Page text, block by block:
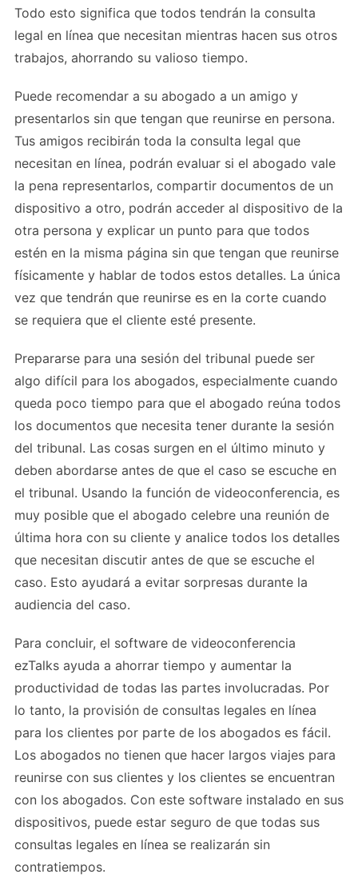
Todo esto significa que todos tendrán la consulta
legal en línea que necesitan mientras hacen sus otros
trabajos, ahorrando su valioso tiempo.
Puede recomendar a su abogado a un amigo y
presentarlos sin que tengan que reunirse en persona.
Tus amigos recibirán toda la consulta legal que
necesitan en línea, podrán evaluar si el abogado vale
la pena representarlos, compartir documentos de un
dispositivo a otro, podrán acceder al dispositivo de la
otra persona y explicar un punto para que todos
estén en la misma página sin que tengan que reunirse
físicamente y hablar de todos estos detalles. La única
vez que tendrán que reunirse es en la corte cuando
se requiera que el cliente esté presente.
Prepararse para una sesión del tribunal puede ser
algo difícil para los abogados, especialmente cuando
queda poco tiempo para que el abogado reúna todos
los documentos que necesita tener durante la sesión
del tribunal. Las cosas surgen en el último minuto y
deben abordarse antes de que el caso se escuche en
el tribunal. Usando la función de videoconferencia, es
muy posible que el abogado celebre una reunión de
última hora con su cliente y analice todos los detalles
que necesitan discutir antes de que se escuche el
caso. Esto ayudará a evitar sorpresas durante la
audiencia del caso.
Para concluir, el software de videoconferencia
ezTalks ayuda a ahorrar tiempo y aumentar la
productividad de todas las partes involucradas. Por
lo tanto, la provisión de consultas legales en línea
para los clientes por parte de los abogados es fácil.
Los abogados no tienen que hacer largos viajes para
reunirse con sus clientes y los clientes se encuentran
con los abogados. Con este software instalado en sus
dispositivos, puede estar seguro de que todas sus
consultas legales en línea se realizarán sin
contratiempos.